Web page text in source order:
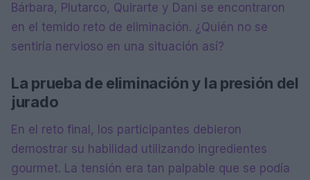
Bárbara, Plutarco, Quirarte y Dani se encontraron
en el temido reto de eliminación. ¿Quién no se
sentiría nervioso en una situación así?
La prueba de eliminación y la presión del
jurado
En el reto final, los participantes debieron
demostrar su habilidad utilizando ingredientes
gourmet. La tensión era tan palpable que se podía